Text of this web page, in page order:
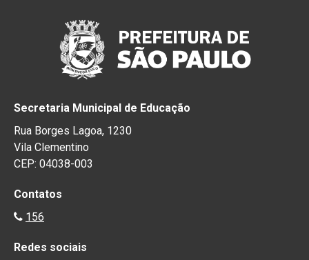
Secretaria Municipal de Educação
Rua Borges Lagoa, 1230
Vila Clementino
CEP: 04038-003
Contatos
156
Redes sociais